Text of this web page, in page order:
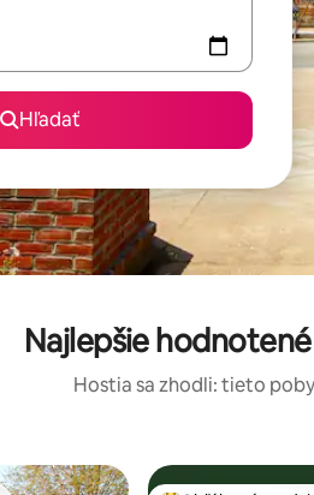
Hľadať
Najlepšie
Hostia sa zhodli: tieto